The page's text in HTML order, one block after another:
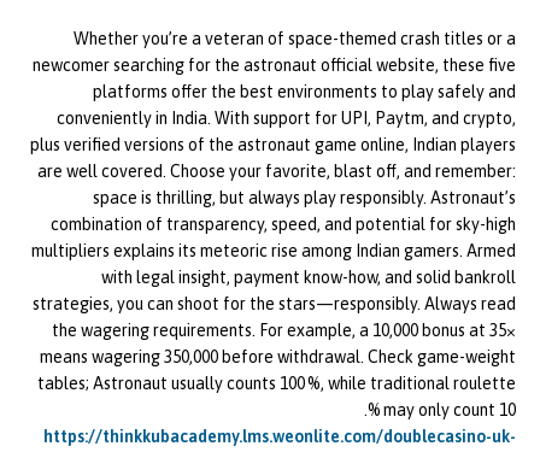
Whether you’re a veteran of space-themed crash titles or a
newcomer searching for the astronaut official website, these five
platforms offer the best environments to play safely and
conveniently in India. With support for UPI, Paytm, and crypto,
plus verified versions of the astronaut game online, Indian players
are well covered. Choose your favorite, blast off, and remember:
space is thrilling, but always play responsibly. Astronaut’s
combination of transparency, speed, and potential for sky-high
multipliers explains its meteoric rise among Indian gamers. Armed
with legal insight, payment know-how, and solid bankroll
strategies, you can shoot for the stars—responsibly. Always read
the wagering requirements. For example, a ₹10,000 bonus at 35×
means wagering ₹350,000 before withdrawal. Check game-weight
tables; Astronaut usually counts 100 %, while traditional roulette
may only count 10 %.
https://thinkkubacademy.lms.weonlite.com/doublecasino-uk-